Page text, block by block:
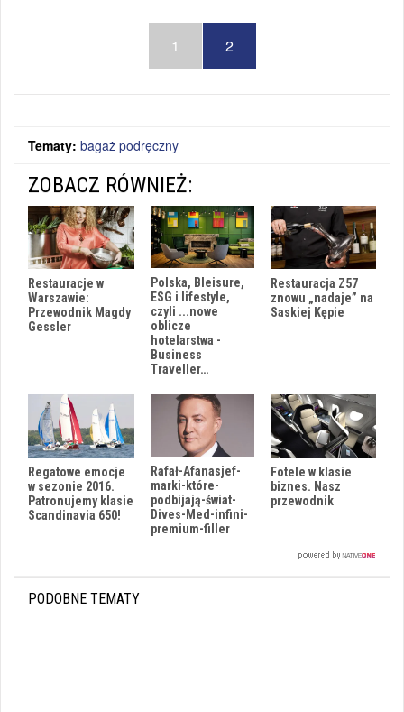
1 2
Tematy: bagaż podręczny
ZOBACZ RÓWNIEŻ:
Restauracje w
Warszawie:
Przewodnik Magdy
Gessler
Polska, Bleisure,
ESG i lifestyle,
czyli ...nowe
oblicze
hotelarstwa -
Business
Traveller…
Restauracja Z57
znowu „nadaje” na
Saskiej Kępie
Regatowe emocje
w sezonie 2016.
Patronujemy klasie
Scandinavia 650!
Rafał-Afanasjef-
marki-które-
podbijają-świat-
Dives-Med-infini-
premium-filler
Fotele w klasie
biznes. Nasz
przewodnik
PODOBNE TEMATY